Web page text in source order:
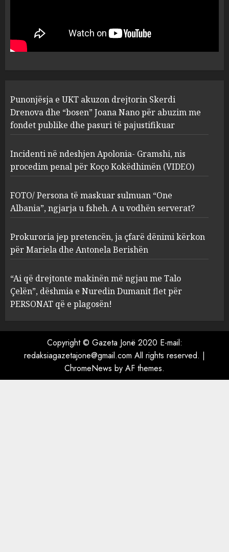
1
“bosen” Joana Nano për
abuzim me fondet publike dhe
pasuri të pajustifikuar
2
Apolonia- Gramshi, nis
procedim penal për Koço
Kokëdhimën (VIDEO)
MARCH 27, 2025
3
FOTO/ Persona të maskuar
sulmuan “One Albania”,
ngjarja u fsheh. A u vodhën
serverat?
MARCH 25, 2025
4
Prokuroria jep pretencën, ja
çfarë dënimi kërkon për
Berishën
MARCH 25, 2025
ngjau me Talo Çelën”,
dëshmia e Nuredin Dumanit
flet për PERSONAT që e
plagosën!
Punonjësja e UKT akuzon drejtorin Skerdi
Drenova dhe “bosen” Joana Nano për abuzim me
fondet publike dhe pasuri të pajustifikuar
Incidenti në ndeshjen Apolonia- Gramshi, nis
procedim penal për Koço Kokëdhimën (VIDEO)
FOTO/ Persona të maskuar sulmuan “One
Albania”, ngjarja u fsheh. A u vodhën serverat?
Prokuroria jep pretencën, ja çfarë dënimi kërkon
për Mariela dhe Antonela Berishën
“Ai që drejtonte makinën më ngjau me Talo
Çelën”, dëshmia e Nuredin Dumanit flet për
PERSONAT që e plagosën!
Copyright © Gazeta Jonë 2020 E-mail:
redaksiagazetajone@gmail.com All rights reserved. |
ChromeNews by AF themes.